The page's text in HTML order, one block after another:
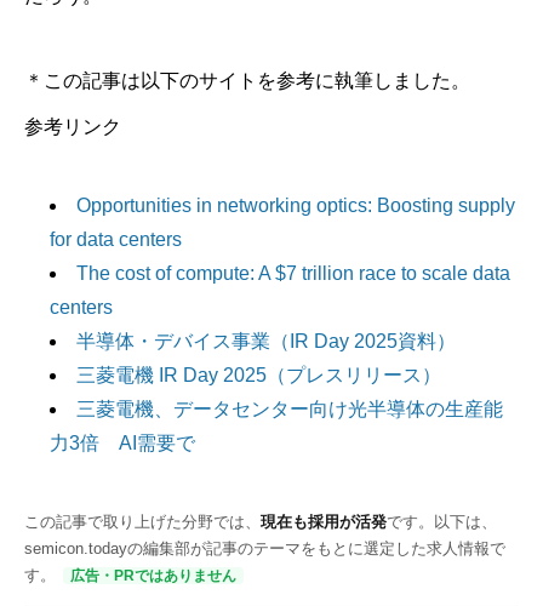
＊この記事は以下のサイトを参考に執筆しました。
参考リンク
Opportunities in networking optics: Boosting supply
for data centers
The cost of compute: A $7 trillion race to scale data
centers
半導体・デバイス事業（IR Day 2025資料）
三菱電機 IR Day 2025（プレスリリース）
三菱電機、データセンター向け光半導体の生産能
力3倍 AI需要で
この記事で取り上げた分野では、 現在も採用が活発です。以下は、
semicon.todayの編集部が記事のテーマをもとに選定した求人情報で
す。
広告・PRではありません